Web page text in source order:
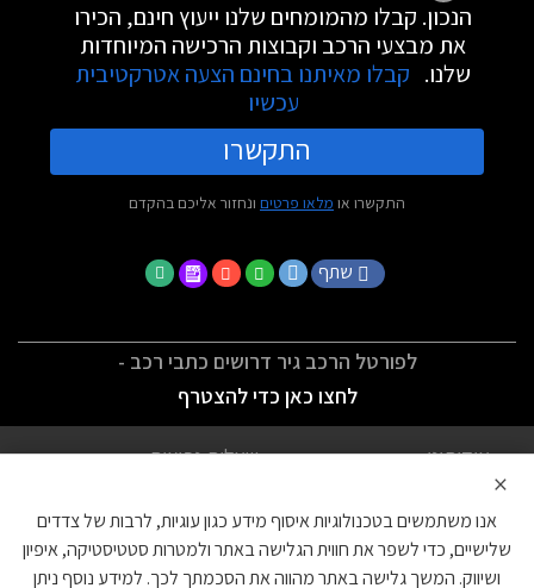
הנכון. קבלו מהמומחים שלנו ייעוץ חינם, הכירו
את מבצעי הרכב וקבוצות הרכישה המיוחדות
שלנו. קבלו מאיתנו בחינם הצעה אטרקטיבית
עכשיו
התקשרו
התקשרו או מלאו פרטים ונחזור אליכם בהקדם
שתף
לפורטל הרכב גיר דרושים כתבי רכב -
לחצו כאן כדי להצטרף
אודותינו
שאלות נפוצות
הצהרת נגישות
צור קשר
×
אנו משתמשים בטכנולוגיות איסוף מידע כגון עוגיות, לרבות של צדדים
שלישיים, כדי לשפר את חווית הגלישה באתר ולמטרות סטטיסטיקה, איפיון
ושיווק. המשך גלישה באתר מהווה את הסכמתך לכך. למידע נוסף ניתן